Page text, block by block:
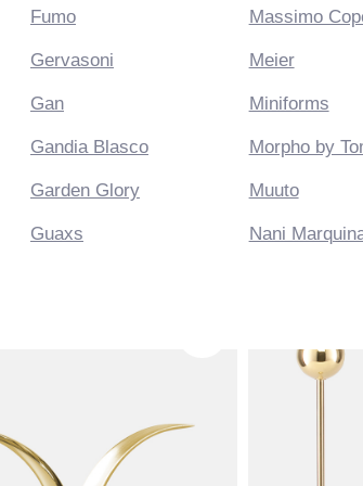
Glory
Nani Marquina